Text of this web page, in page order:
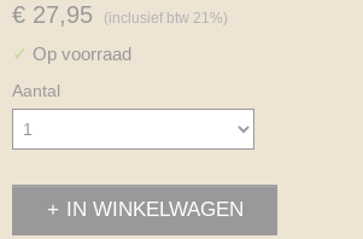
€ 27,95 (inclusief btw 21%)
✓ Op voorraad
Aantal
IN WINKELWAGEN